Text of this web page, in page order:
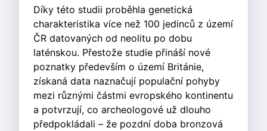
Díky této studii proběhla genetická
charakteristika více než 100 jedinců z území
ČR datovaných od neolitu po dobu
laténskou. Přestože studie přináší nové
poznatky především o území Británie,
získaná data naznačují populační pohyby
mezi různými částmi evropského kontinentu
a potvrzují, co archeologové už dlouho
předpokládali – že pozdní doba bronzová